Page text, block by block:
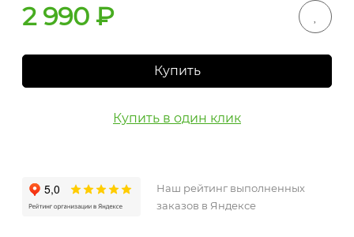
2 990 ₽
Купить
Купить в один клик
Наш рейтинг выполненных
заказов в Яндексе